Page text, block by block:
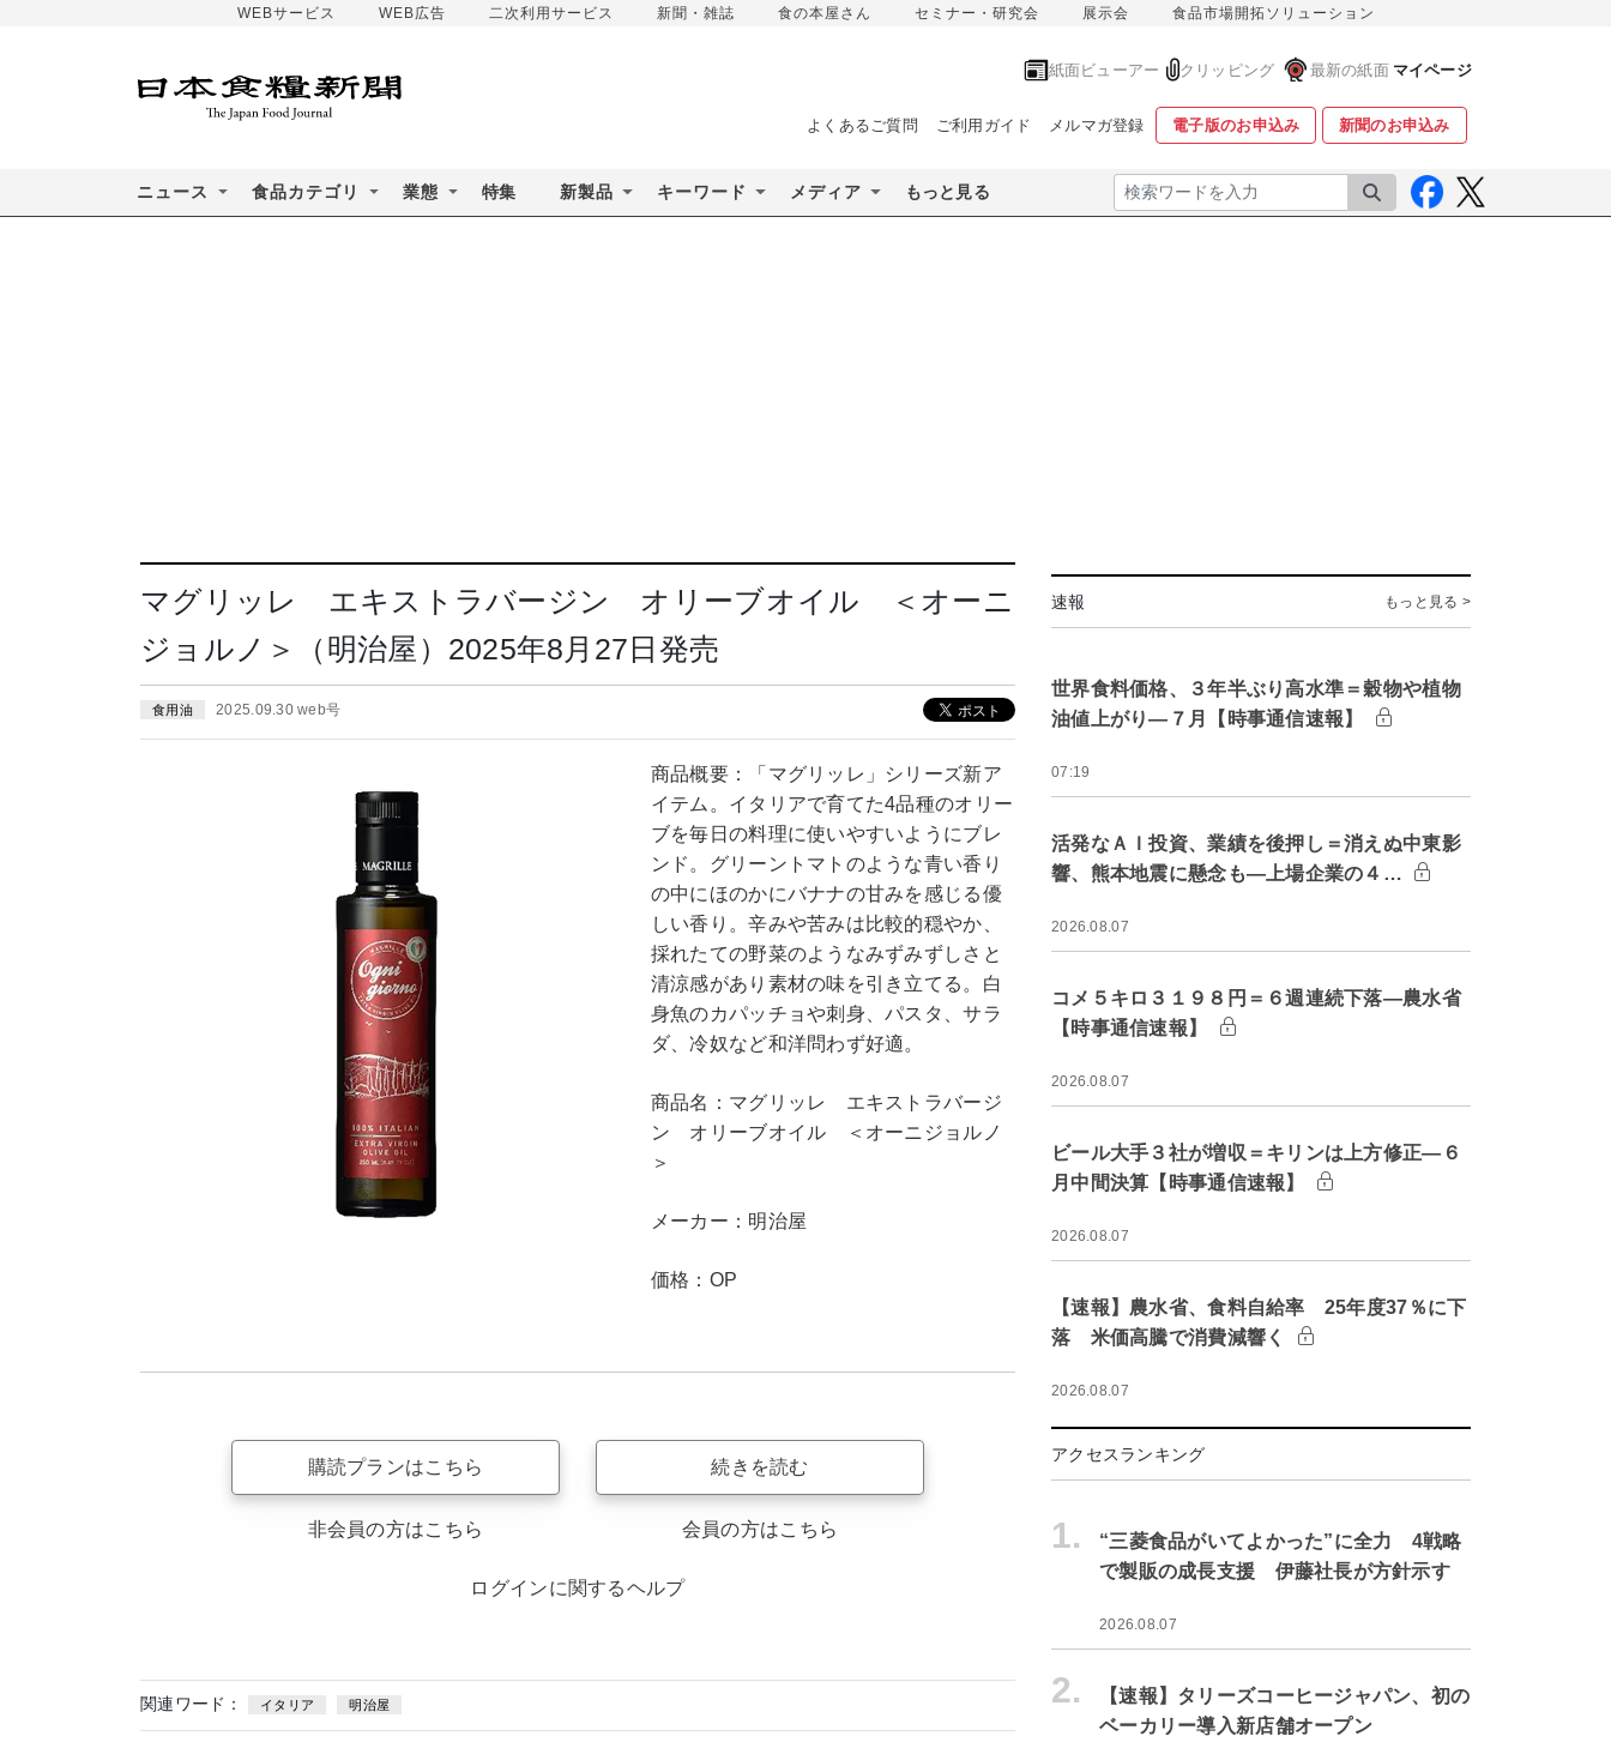
WEBサービス WEB広告 二次利用サービス 新聞・雑誌 食の本屋さん セミナー・研究会 展示会 食品市場開拓ソリューション
紙面ビューアー クリッピング 最新の紙面 マイページ
よくあるご質問 ご利用ガイド メルマガ登録 電子版のお申込み 新聞のお申込み
ニュース 食品カテゴリ 業態 特集 新製品 キーワード メディア もっと見る 検索
マグリッレ エキストラバージン オリーブオイル ＜オーニ
ジョルノ＞（明治屋）2025年8月27日発売
食用油 2025.09.30 web号
商品概要：「マグリッレ」シリーズ新ア
イテム。イタリアで育てた4品種のオリー
ブを毎日の料理に使いやすいようにブレ
ンド。グリーントマトのような青い香り
の中にほのかにバナナの甘みを感じる優
しい香り。辛みや苦みは比較的穏やか、
採れたての野菜のようなみずみずしさと
清涼感があり素材の味を引き立てる。白
身魚のカパッチョや刺身、パスタ、サラ
ダ、冷奴など和洋問わず好適。
商品名：マグリッレ エキストラバージ
ン オリーブオイル ＜オーニジョルノ
＞
メーカー：明治屋
価格：OP
購読プランはこちら
非会員の方はこちら
続きを読む
会員の方はこちら
ログインに関するヘルプ
関連ワード： イタリア 明治屋
速報 もっと見る >
世界食料価格、３年半ぶり高水準＝穀物や植物
油値上がり―７月【時事通信速報】
07:19
活発なＡＩ投資、業績を後押し＝消えぬ中東影
響、熊本地震に懸念も―上場企業の４…
2026.08.07
コメ５キロ３１９８円＝６週連続下落―農水省
【時事通信速報】
2026.08.07
ビール大手３社が増収＝キリンは上方修正―６
月中間決算【時事通信速報】
2026.08.07
【速報】農水省、食料自給率 25年度37％に下
落 米価高騰で消費減響く
2026.08.07
アクセスランキング
1.
“三菱食品がいてよかった”に全力 4戦略
で製販の成長支援 伊藤社長が方針示す
2026.08.07
2.
【速報】タリーズコーヒージャパン、初の
ベーカリー導入新店舗オープン